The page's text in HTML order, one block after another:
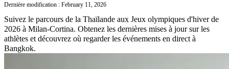
Dernière modification : February 11, 2026
Suivez le parcours de la Thaïlande aux Jeux olympiques d'hiver de
2026 à Milan-Cortina. Obtenez les dernières mises à jour sur les
athlètes et découvrez où regarder les événements en direct à
Bangkok.